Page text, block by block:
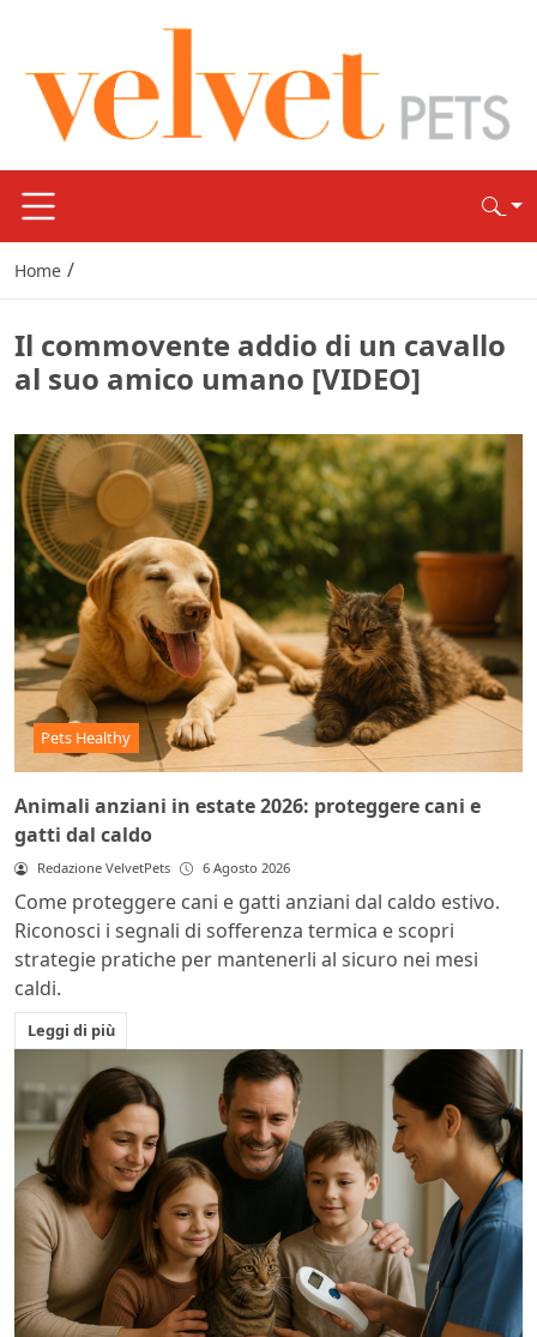
Home /
Il commovente addio di un cavallo
al suo amico umano [VIDEO]
Pets Healthy
Animali anziani in estate 2026: proteggere cani e
gatti dal caldo
Redazione VelvetPets 6 Agosto 2026
Come proteggere cani e gatti anziani dal caldo estivo.
Riconosci i segnali di sofferenza termica e scopri
strategie pratiche per mantenerli al sicuro nei mesi
caldi.
Leggi di più